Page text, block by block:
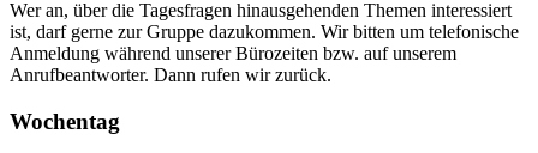
Wer an, über die Tagesfragen hinausgehenden Themen interessiert
ist, darf gerne zur Gruppe dazukommen. Wir bitten um telefonische
Anmeldung während unserer Bürozeiten bzw. auf unserem
Anrufbeantworter. Dann rufen wir zurück.
Wochentag